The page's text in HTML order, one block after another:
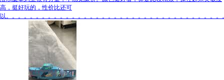
高，挺好玩的，性价比还可
以。。。。。。。。。。。。。。。。。。。。。。。。。。。。。。。。。。。